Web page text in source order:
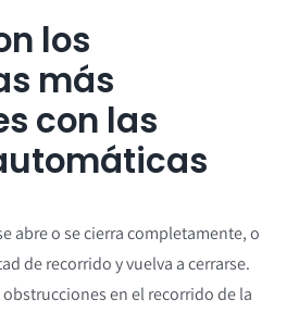
los
más
con las
abre o se cierra completamente, o
de recorrido y vuelva a cerrarse.
en el recorrido de la